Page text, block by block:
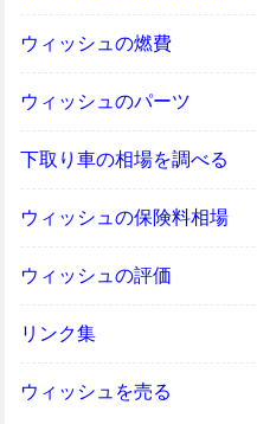
ウィッシュの燃費
ウィッシュのパーツ
下取り車の相場を調べる
ウィッシュの保険料相場
ウィッシュの評価
リンク集
ウィッシュを売る